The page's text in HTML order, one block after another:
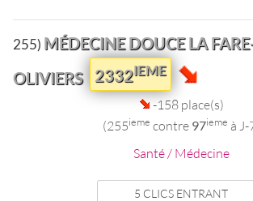
255) MÉDECINE DOUCE LA
OLIVIERS
2332IEME
-158 place(s)
(255ieme contre 97ieme à J-
Santé / Médecine
5 CLICS ENTRANT